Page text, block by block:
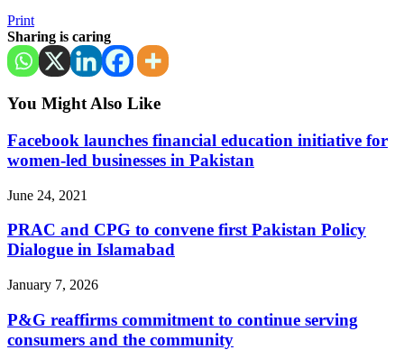
Print
Sharing is caring
You Might Also Like
Facebook launches financial education initiative for
women-led businesses in Pakistan
June 24, 2021
PRAC and CPG to convene first Pakistan Policy
Dialogue in Islamabad
January 7, 2026
P&G reaffirms commitment to continue serving
consumers and the community